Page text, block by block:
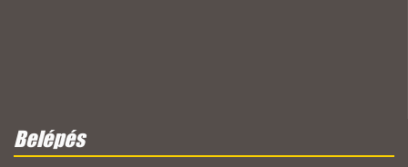
Belépés